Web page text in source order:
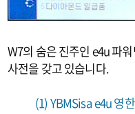
W7의 숨은 진주인 e4u 파
사전을 갖고 있습니다.
(1) YBMSisa e4u 영